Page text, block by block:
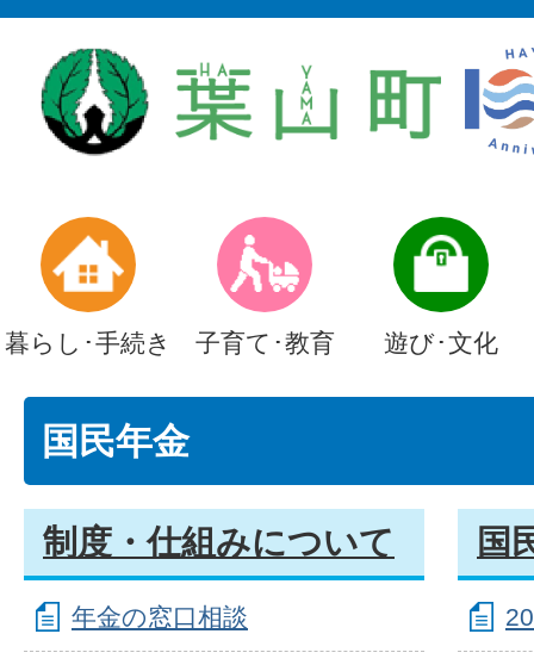
暮らし･手続き 子育て･教育 遊び･文化
国民年金
制度・仕組みについて
年金の窓口相談
国